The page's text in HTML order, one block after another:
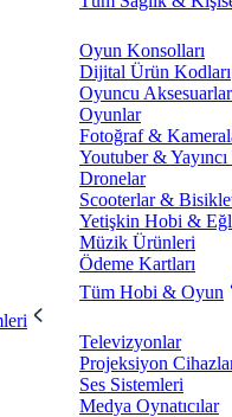
Oyun Konsolları
Dijital Ürün Kodları
Oyuncu
Oyunlar
Fotoğraf &
Youtuber &
Dronelar
Scooterlar &
Yetişkin Hobi &
Müzik Ürünleri
Ödeme Kartları
Tüm Hobi & Oyun
Televizyonlar
Projeksiyon
Ses Sistemleri
Medya Oynatıcılar